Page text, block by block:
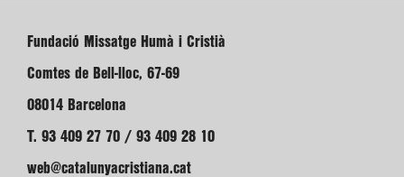
Fundació Missatge Humà i Cristià
Comtes de Bell-lloc, 67-69
08014 Barcelona
T. 93 409 27 70 / 93 409 28 10
web@catalunyacristiana.cat